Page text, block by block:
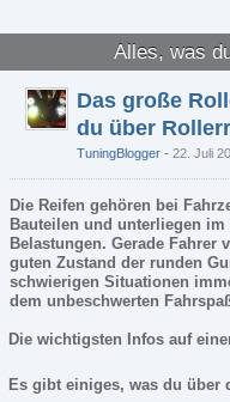
Alles, was
Das große
du über
TuningBlogger 22. Juli
Die Reifen gehören bei
Bauteilen und unterliegen
Belastungen. Gerade Fahrer
guten Zustand der runden
schwierigen Situationen
dem unbeschwerten
Die wichtigsten Infos auf
Es gibt einiges, was du über